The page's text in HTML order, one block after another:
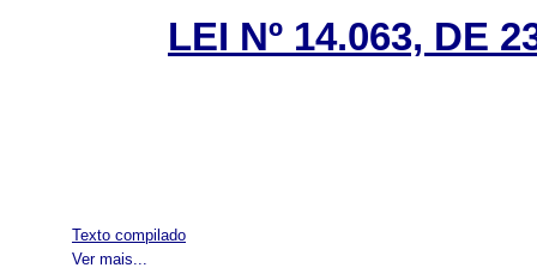
LEI Nº 14.063, DE
Ver mais...
Texto compilado